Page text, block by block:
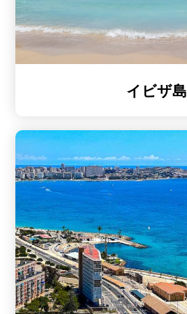
イビザ島